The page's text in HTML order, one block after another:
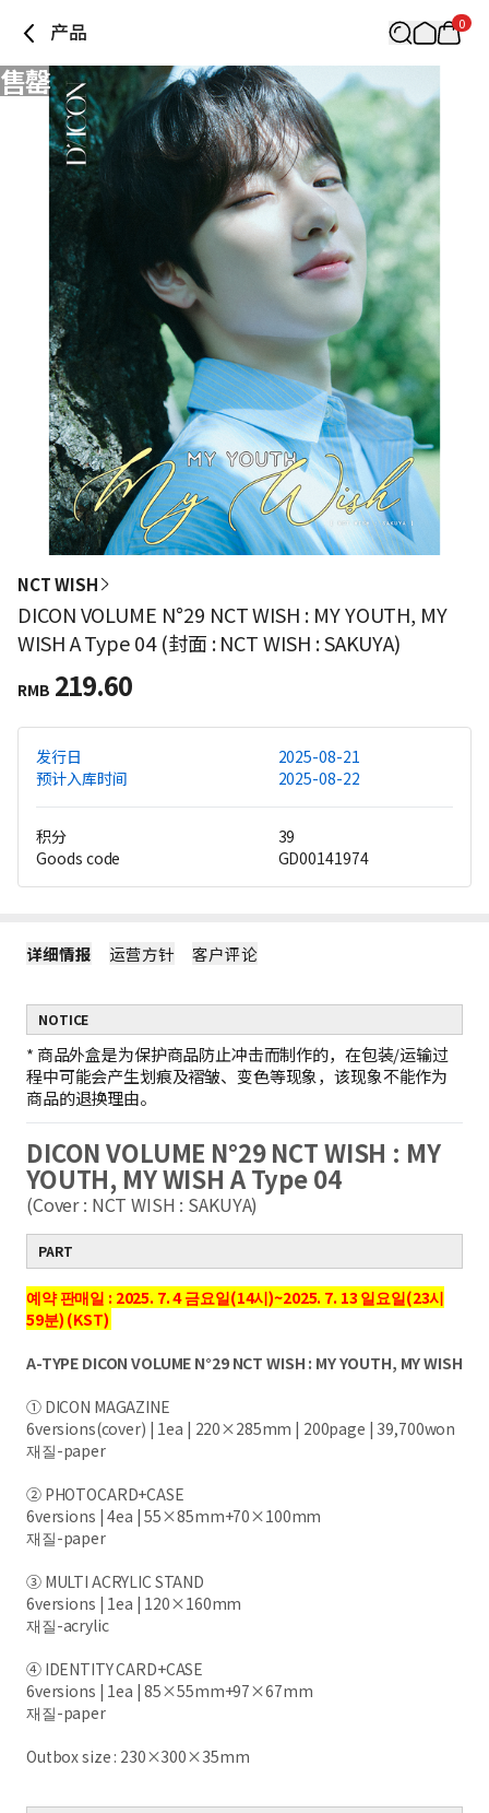
产品 0
售罄
NCT WISH
DICON VOLUME N°29 NCT WISH : MY YOUTH, MY
WISH A Type 04 (封面 : NCT WISH : SAKUYA)
RMB 219.60
发行日
2025-08-21
预计入库时间
2025-08-22
积分
39
Goods code
GD00141974
详细情报 运营方针 客户评论
NOTICE
* 商品外盒是为保护商品防止冲击而制作的，在包装/运输过
程中可能会产生划痕及褶皱、变色等现象，该现象不能作为
商品的退换理由。
DICON VOLUME N°29 NCT WISH : MY
YOUTH, MY WISH A Type 04
(Cover : NCT WISH : SAKUYA)
PART
예약 판매일 : 2025. 7. 4 금요일(14시)~2025. 7. 13 일요일(23시
59분) (KST)
A-TYPE DICON VOLUME N°29 NCT WISH : MY YOUTH, MY WISH
① DICON MAGAZINE
6versions(cover) | 1ea | 220×285mm | 200page | 39,700won
재질-paper
② PHOTOCARD+CASE
6versions | 4ea | 55×85mm+70×100mm
재질-paper
③ MULTI ACRYLIC STAND
6versions | 1ea | 120×160mm
재질-acrylic
④ IDENTITY CARD+CASE
6versions | 1ea | 85×55mm+97×67mm
재질-paper
Outbox size : 230×300×35mm